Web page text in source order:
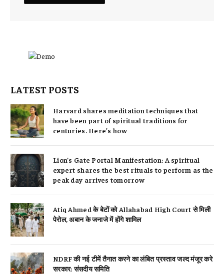
LATEST POSTS
Harvard shares meditation techniques that
have been part of spiritual traditions for
centuries. Here’s how
Lion’s Gate Portal Manifestation: A spiritual
expert shares the best rituals to perform as the
peak day arrives tomorrow
Atiq Ahmed के बेटों को Allahabad High Court से मिली
पेरोल, अबान के जनाजे में होंगे शामिल
NDRF की नई टीमें तैनात करने का लंबित प्रस्ताव जल्द मंजूर करे
सरकार: संसदीय समिति